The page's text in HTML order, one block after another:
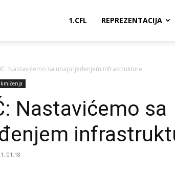
1.CFL REPREZENTACIJA
Nastavićemo sa unaprijeđenjem infrastrukture
Nastavićemo sa
01:18